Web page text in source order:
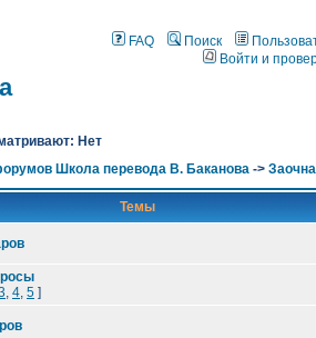
FAQ Поиск
Войти и
Нет
Школа перевода В. Баканова ->
Темы
, 4, 5 ]